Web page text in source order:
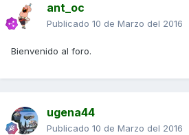
ant_oc
Publicado 10 de Marzo del 2016
Bienvenido al foro.
ugena44
Publicado 10 de Marzo del 2016